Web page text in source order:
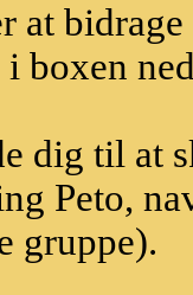
at
boxen
dig til at
Peto,
gruppe).